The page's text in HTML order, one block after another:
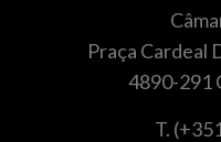
Praça Cardeal
4890-291
T.